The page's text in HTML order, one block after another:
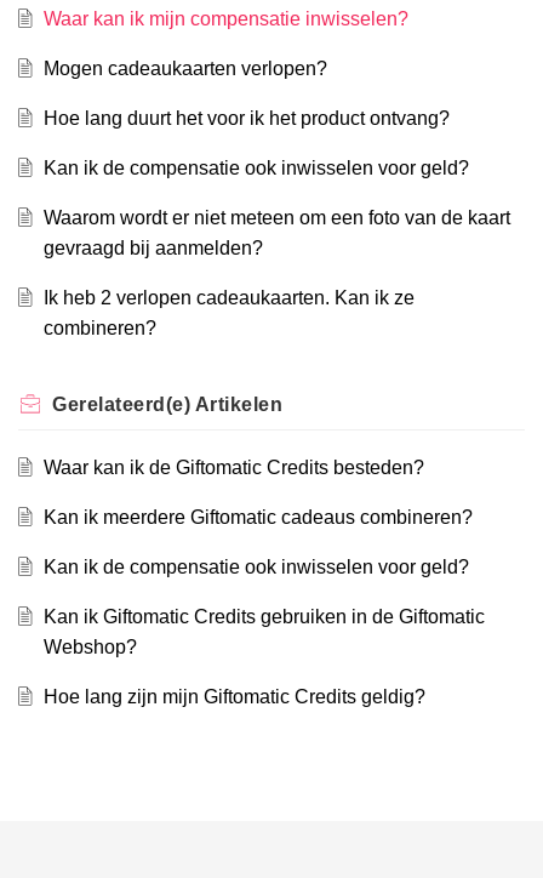
Waar kan ik mijn compensatie inwisselen?
Mogen cadeaukaarten verlopen?
Hoe lang duurt het voor ik het product ontvang?
Kan ik de compensatie ook inwisselen voor geld?
Waarom wordt er niet meteen om een foto van de kaart
gevraagd bij aanmelden?
Ik heb 2 verlopen cadeaukaarten. Kan ik ze
combineren?
Gerelateerd(e) Artikelen
Waar kan ik de Giftomatic Credits besteden?
Kan ik meerdere Giftomatic cadeaus combineren?
Kan ik de compensatie ook inwisselen voor geld?
Kan ik Giftomatic Credits gebruiken in de Giftomatic
Webshop?
Hoe lang zijn mijn Giftomatic Credits geldig?